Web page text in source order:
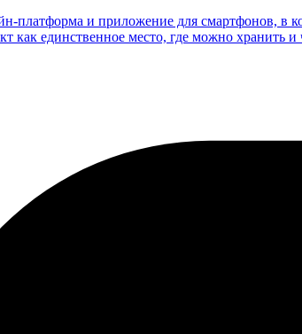
платформа и приложение для смартфонов, в
как единственное место, где можно